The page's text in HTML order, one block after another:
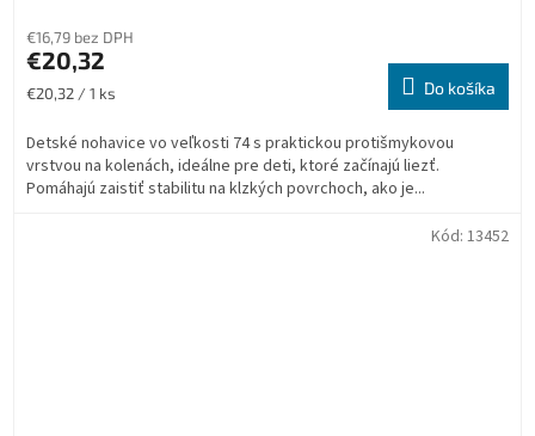
€16,79 bez DPH
€20,32
Jednotková
€20,32 / 1 ks Do košíka
Detské nohavice vo veľkosti 74 s praktickou protišmykovou
vrstvou na kolenách, ideálne pre deti, ktoré začínajú liezť.
Pomáhajú zaistiť stabilitu na klzkých povrchoch, ako je...
Kód: 13452